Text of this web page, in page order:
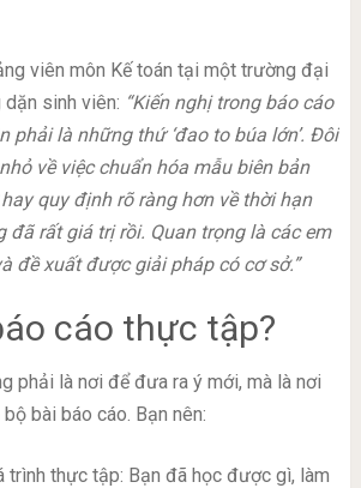
viên môn Kế toán tại một trường đại
sinh viên: “Kiến nghị trong báo cáo
phải là những thứ ‘đao to búa lớn’. Đôi
về việc chuẩn hóa mẫu biên bản
quy định rõ ràng hơn về thời hạn
đã rất giá trị rồi. Quan trọng là các em
đề xuất được giải pháp có cơ sở.”
cáo thực tập?
phải là nơi để đưa ra ý mới, mà là nơi
bài báo cáo. Bạn nên:
trình thực tập: Bạn đã học được gì, làm